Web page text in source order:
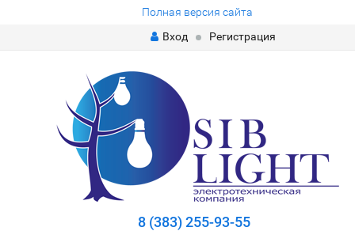
Полная версия сайта
Вход
Регистрация
8 (383) 255-93-55